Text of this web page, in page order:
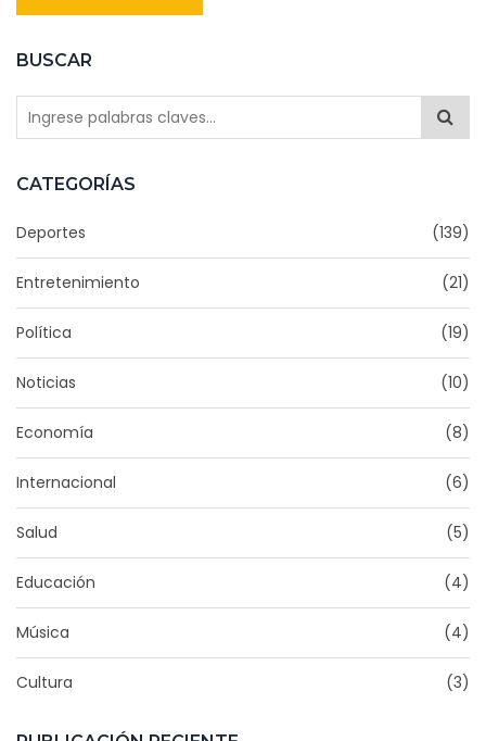
BUSCAR
CATEGORÍAS
Deportes (139)
Entretenimiento (21)
Política (19)
Noticias (10)
Economía (8)
Internacional (6)
Salud (5)
Educación (4)
Música (4)
Cultura (3)